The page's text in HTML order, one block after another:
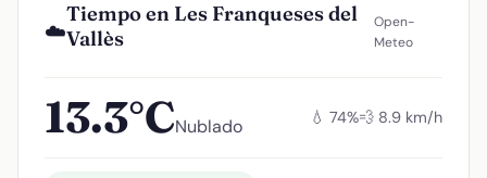
☁️
Tiempo en Les Franqueses del
Vallès
Open-
Meteo
13.3°CNublado 💧 74%💨 8.9 km/h